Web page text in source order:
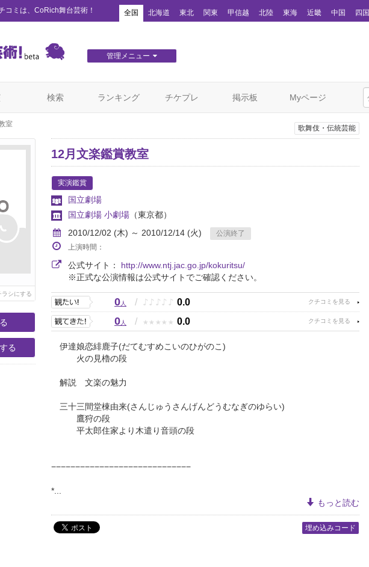
コミは、CoRich舞台芸術！ 全国 北海道 東北 関東 甲信越 北陸 東海 近畿 中国 四国
管理メニュー
検索 ランキング チケプレ 掲示板 Myページ
室
ラシにする
る
歌舞伎・伝統芸能
12月文楽鑑賞教室
実演鑑賞
国立劇場
国立劇場 小劇場 （東京都）
2010/12/02 (木) ～ 2010/12/14 (火)
公演終了
上演時間：
公式サイト： http://www.ntj.jac.go.jp/kokuritsu/
※正式な公演情報は公式サイトでご確認ください。
0人 / ♪ ♪ ♪ ♪ ♪ 0.0
0人 / ★ ★ ★ ★ ★ 0.0
伊達娘恋緋鹿子(だてむすめこいのひがのこ)
火の見櫓の段
解説 文楽の魅力
三十三間堂棟由来(さんじゅうさんげんどうむなぎのゆらい)
鷹狩の段
平太郎住家より木遣り音頭の段
−−−−−−−−−−−−−−−−−−−−−−−−−−−−−
*...
もっと読む
埋め込みコード